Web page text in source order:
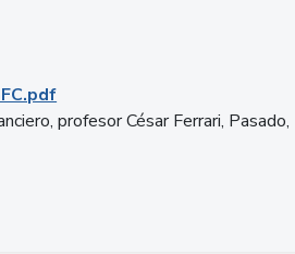
profesor César Ferrari, Pasado,